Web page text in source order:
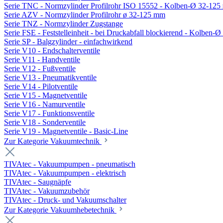
Serie TNC - Normzylinder Profilrohr ISO 15552 - Kolben-Ø 32-125
Serie AZV - Normzylinder Profilrohr ø 32-125 mm
Serie TNZ - Normzylinder Zugstange
Serie FSE - Feststelleinheit - bei Druckabfall blockierend - Kolben-Ø
Serie SP - Balgzylinder - einfachwirkend
Serie V10 - Endschalterventile
Serie V11 - Handventile
Serie V12 - Fußventile
Serie V13 - Pneumatikventile
Serie V14 - Pilotventile
Serie V15 - Magnetventile
Serie V16 - Namurventile
Serie V17 - Funktionsventile
Serie V18 - Sonderventile
Serie V19 - Magnetventile - Basic-Line
Zur Kategorie Vakuumtechnik
TIVAtec - Vakuumpumpen - pneumatisch
TIVAtec - Vakuumpumpen - elektrisch
TIVAtec - Saugnäpfe
TIVAtec - Vakuumzubehör
TIVAtec - Druck- und Vakuumschalter
Zur Kategorie Vakuumhebetechnik